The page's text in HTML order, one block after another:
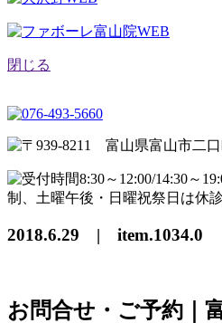
閉じる
2018.6.29 | item.1034.0
お問合せ・ご予約｜